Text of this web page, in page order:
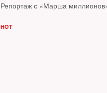
Репортаж с «Марша
HOT